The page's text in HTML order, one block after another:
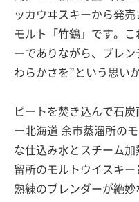
ッカウヰスキーから発
モルト「竹鶴」です。
ーでありながら、ブレ
わらかさを”という思い
ピートを焚き込んで石
ー北海道 余市蒸溜所の
な仕込み水とスチーム
留所のモルトウイスキ
熟練のブレンダーが絶